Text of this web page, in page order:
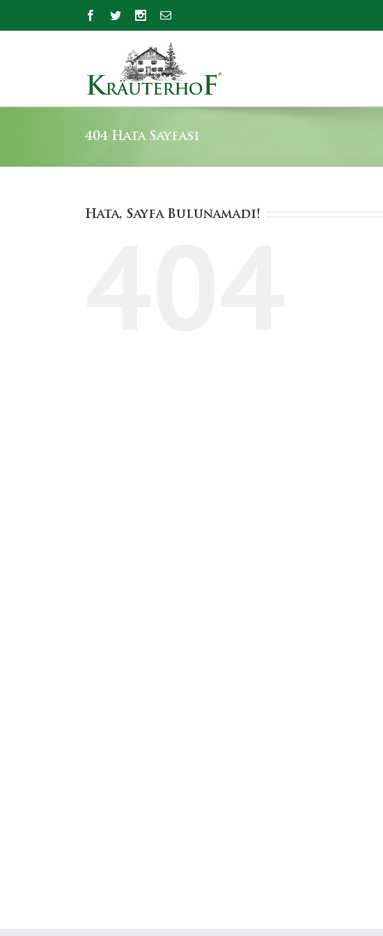
404 Hata Sayfası
Hata, Sayfa Bulunamadı!